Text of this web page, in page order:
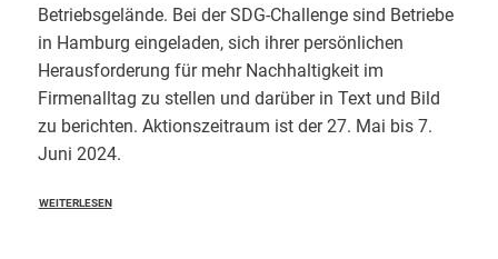
Betriebsgelände. Bei der SDG-Challenge sind Betriebe
in Hamburg eingeladen, sich ihrer persönlichen
Herausforderung für mehr Nachhaltigkeit im
Firmenalltag zu stellen und darüber in Text und Bild
zu berichten. Aktionszeitraum ist der 27. Mai bis 7.
Juni 2024.
WEITERLESEN